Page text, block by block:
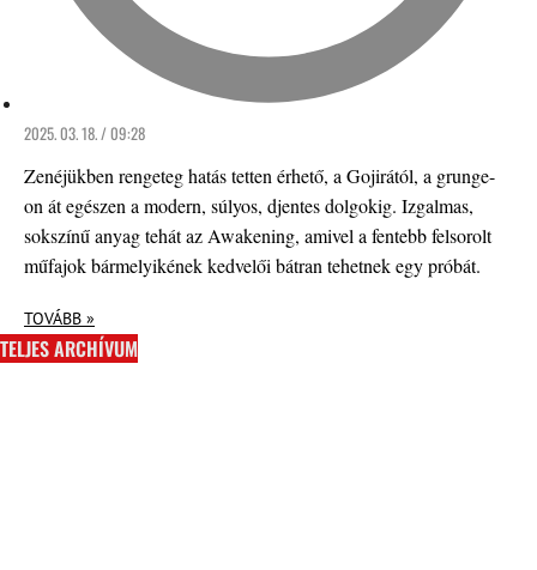
2025. 03. 18. / 09:28
Zenéjükben rengeteg hatás tetten érhető, a Gojirától, a grunge-
on át egészen a modern, súlyos, djentes dolgokig. Izgalmas,
sokszínű anyag tehát az Awakening, amivel a fentebb felsorolt
műfajok bármelyikének kedvelői bátran tehetnek egy próbát.
TOVÁBB »
TELJES ARCHÍVUM